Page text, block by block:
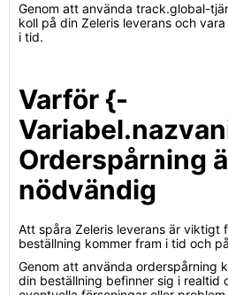
Genom att använda track.global-
koll på din Zeleris leverans och
i tid.
Varför {-
Orderspårning
nödvändig
Att spåra Zeleris leverans är viktigt
beställning kommer fram i tid och
Genom att använda orderspårning
din beställning befinner sig i realtid